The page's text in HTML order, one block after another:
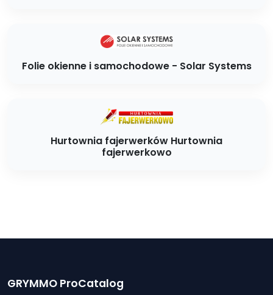
Folie okienne i samochodowe - Solar Systems
Hurtownia fajerwerków Hurtownia
fajerwerkowo
GRYMMO ProCatalog